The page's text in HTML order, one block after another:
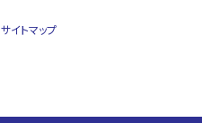
サイトマップ